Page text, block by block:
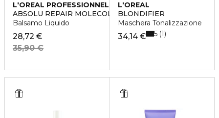
L'OREAL PROFESSIONNEL
ABSOLU REPAIR MOLECOLAR
Balsamo Liquido
28,72 €
35,90 €
L'OREAL
PROFESSIONNEL
BLONDIFIER
Maschera Tonalizzazione
34,14 € 5 1